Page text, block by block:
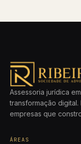
Assessoria jurídica
transformação
empresas que
ÁREAS